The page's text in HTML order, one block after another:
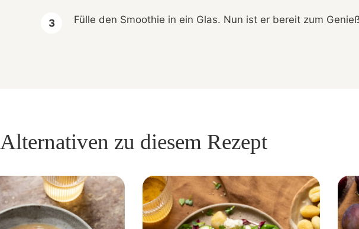
Fülle den Smoothie in ein Glas. Nun ist er bereit zum
Alternativen zu diesem Rezept